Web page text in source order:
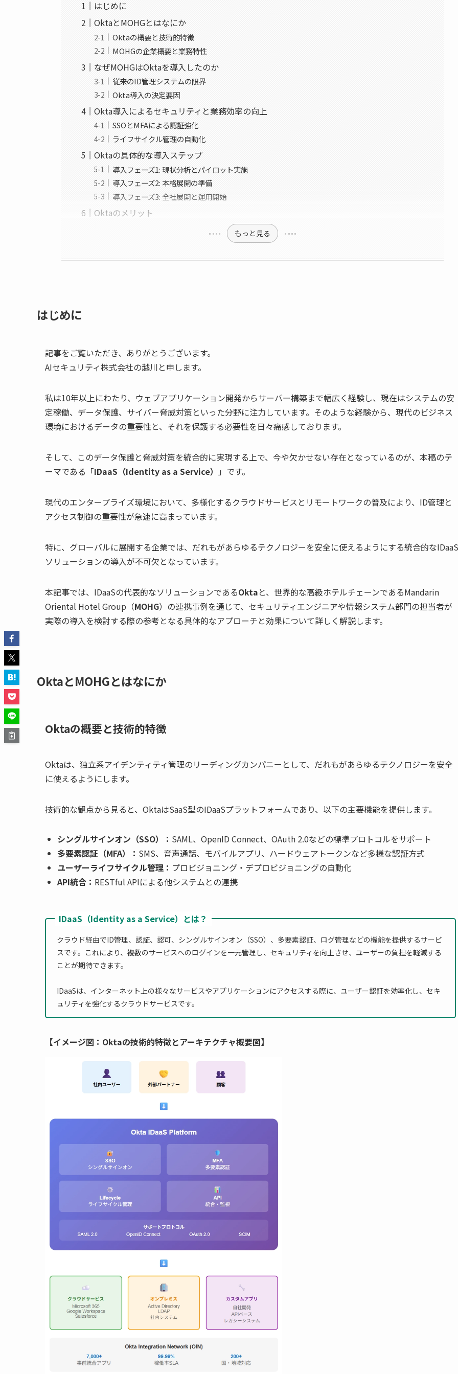
はじめに
OktaとMOHGとはなにか
Oktaの概要と技術的特徴
MOHGの企業概要と業務特性
なぜMOHGはOktaを導入したのか
従来のID管理システムの限界
Okta導入の決定要因
Okta導入によるセキュリティと業務効率の向上
SSOとMFAによる認証強化
ライフサイクル管理の自動化
Oktaの具体的な導入ステップ
導入フェーズ1: 現状分析とパイロット実施
導入フェーズ2: 本格展開の準備
導入フェーズ3: 全社展開と運用開始
Oktaのメリット
もっと見る
はじめに
記事をご覧いただき、ありがとうございます。
AIセキュリティ株式会社の越川と申します。
私は10年以上にわたり、ウェブアプリケーション開発からサーバー構築まで幅広く経験し、現在はシステムの安
定稼働、データ保護、サイバー脅威対策といった分野に注力しています。そのような経験から、現代のビジネス
環境におけるデータの重要性と、それを保護する必要性を日々痛感しております。
そして、このデータ保護と脅威対策を統合的に実現する上で、今や欠かせない存在となっているのが、本稿のテ
ーマである「IDaaS（Identity as a Service） 」です。
現代のエンタープライズ環境において、多様化するクラウドサービスとリモートワークの普及により、ID管理と
アクセス制御の重要性が急速に高まっています。
特に、グローバルに展開する企業では、だれもがあらゆるテクノロジーを安全に使えるようにする統合的なIDaaS
ソリューションの導入が不可欠となっています。
本記事では、IDaaSの代表的なソリューションであるOktaと、世界的な高級ホテルチェーンであるMandarin
Oriental Hotel Group（MOHG）の連携事例を通じて、セキュリティエンジニアや情報システム部門の担当者が
実際の導入を検討する際の参考となる具体的なアプローチと効果について詳しく解説します。
OktaとMOHGとはなにか
Oktaの概要と技術的特徴
Oktaは、独立系アイデンティティ管理のリーディングカンパニーとして、だれもがあらゆるテクノロジーを安全
に使えるようにします。
技術的な観点から見ると、OktaはSaaS型のIDaaSプラットフォームであり、以下の主要機能を提供します。
シングルサインオン（SSO）： SAML、OpenID Connect、OAuth 2.0などの標準プロトコルをサポート
多要素認証（MFA）： SMS、音声通話、モバイルアプリ、ハードウェアトークンなど多様な認証方式
ユーザーライフサイクル管理： プロビジョニング・デプロビジョニングの自動化
API統合： RESTful APIによる他システムとの連携
IDaaS（Identity as a Service）とは？
クラウド経由でID管理、認証、認可、シングルサインオン（SSO）、多要素認証、ログ管理などの機能を提供するサービ
スです。これにより、複数のサービスへのログインを一元管理し、セキュリティを向上させ、ユーザーの負担を軽減する
ことが期待できます。
IDaaSは、インターネット上の様々なサービスやアプリケーションにアクセスする際に、ユーザー認証を効率化し、セキ
ュリティを強化するクラウドサービスです。
【イメージ図：Oktaの技術的特徴とアーキテクチャ概要図】